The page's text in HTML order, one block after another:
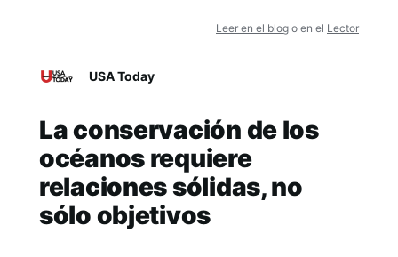
Leer en el blog o en el Lector
USA Today
La conservación de los
océanos requiere
relaciones sólidas, no
sólo objetivos